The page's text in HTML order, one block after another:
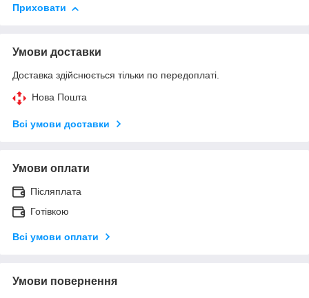
Приховати
Умови доставки
Доставка здійснюється тільки по передоплаті.
Нова Пошта
Всі умови доставки
Умови оплати
Післяплата
Готівкою
Всі умови оплати
Умови повернення